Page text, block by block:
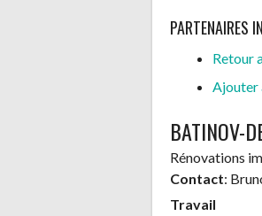
PARTENAIRES
Retour
Ajouter
BATINOV-
Rénovations
Contact:
Travail